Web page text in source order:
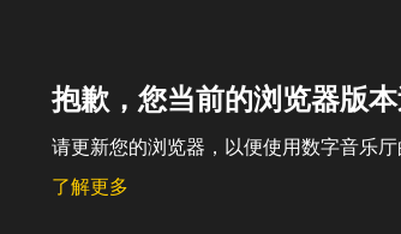
抱歉，您当前的浏览器版
请更新您的浏览器，以便使用数字音乐厅
了解更多